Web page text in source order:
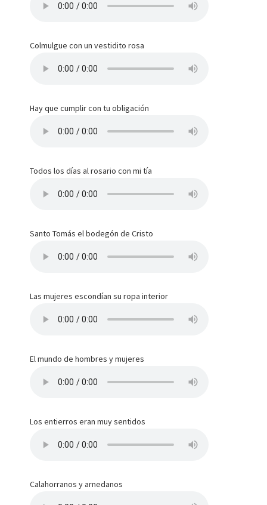
Colmulgue con un vestidito rosa
Hay que cumplir con tu obligación
Todos los días al rosario con mi tía
Santo Tomás el bodegón de Cristo
Las mujeres escondían su ropa interior
El mundo de hombres y mujeres
Los entierros eran muy sentidos
Calahorranos y arnedanos